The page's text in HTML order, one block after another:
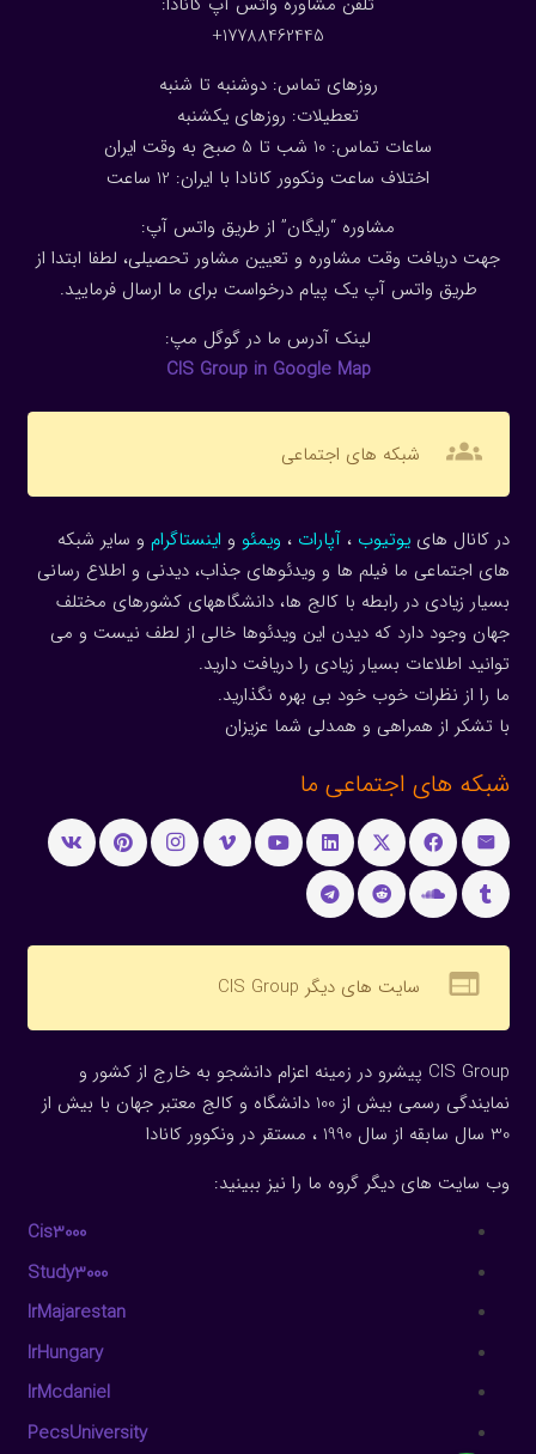
17788462445+
روزهای تماس: دوشنبه تا شنبه
تعطیلات: روزهای یکشنبه
ساعات تماس: 10 شب تا 5 صبح به وقت ایران
اختلاف ساعت ونکوور کانادا با ایران: 1 2 ساعت
مشاوره “رایگان” از طریق واتس آپ:
جهت دریافت وقت مشاوره و تعیین مشاور تحصیلی، لطفا ابتدا از
طریق واتس آپ یک پیام درخواست برای ما ارسال فرمایید.
لینک آدرس ما در گوگل مپ:
CIS Group in Google Map
groups شبکه های اجتماعی
در کانال هاییوتیوب ، آپارات ، ویمئو و اینستاگرام و سایر شبکه
های اجتماعی ما فیلم ها و ویدئوهای جذاب، دیدنی و اطلاع رسانی
بسیار زیادی در رابطه با کالج ها، دانشگاههای کشورهای مختلف
جهان وجود دارد که دیدن این ویدئوها خالی از لطف نیست و می
توانید اطلاعات بسیار زیادی را دریافت دارید.
ما را از نظرات خوب خود بی بهره نگذارید.
با تشکر از همراهی و همدلی شما عزیزان
شبکه های اجتماعی ما
web سایت های دیگر CIS Group
CIS Group پیشرو در زمینه اعزام دانشجو به خارج از کشور و
نمایندگی رسمی بیش از 100 دانشگاه و کالج معتبر جهان با بیش از
30 سال سابقه از سال 1990 ، مستقر در ونکوور کانادا
وب سایت های دیگر گروه ما را نیز ببینید:
Cis3000
Study3000
IrMajarestan
IrHungary
IrMcdaniel
PecsUniversity